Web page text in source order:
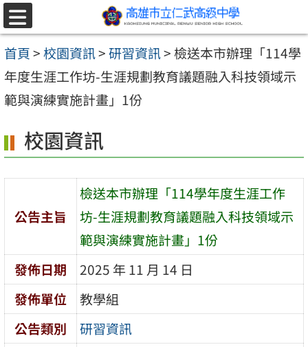
跳至主要內容區
選
單
首頁>校園資訊>研習資訊> 檢送本市辦理「114學
年度生涯工作坊-生涯規劃教育議題融入科技領域示
範與演練實施計畫」1份
校園資訊
公告主旨
檢送本市辦理「114學年度生涯工作
坊-生涯規劃教育議題融入科技領域示
範與演練實施計畫」1份
發佈日期
2025 年 11 月 14 日
發佈單位
教學組
公告類別
研習資訊